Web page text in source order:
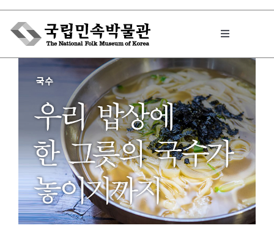
Skip
content
Toggle
박물관에서는
민속이야기
민속 인사이드